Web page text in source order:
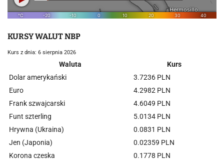
KURSY WALUT NBP
Kurs z dnia: 6 sierpnia 2026
Waluta
Kurs
Dolar amerykański
3.7236 PLN
Euro
4.2982 PLN
Frank szwajcarski
4.6049 PLN
Funt szterling
5.0134 PLN
Hrywna (Ukraina)
0.0831 PLN
Jen (Japonia)
0.02359 PLN
Korona czeska
0.1778 PLN